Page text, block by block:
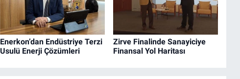
Enerkon’dan Endüstriye Terzi
Usulü Enerji Çözümleri
Zirve Finalinde Sanayiciye
Finansal Yol Haritası